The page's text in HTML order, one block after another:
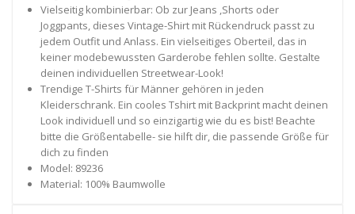
Vielseitig kombinierbar: Ob zur Jeans ,Shorts oder
Joggpants, dieses Vintage-Shirt mit Rückendruck passt zu
jedem Outfit und Anlass. Ein vielseitiges Oberteil, das in
keiner modebewussten Garderobe fehlen sollte. Gestalte
deinen individuellen Streetwear-Look!
Trendige T-Shirts für Männer gehören in jeden
Kleiderschrank. Ein cooles Tshirt mit Backprint macht deinen
Look individuell und so einzigartig wie du es bist! Beachte
bitte die Größentabelle- sie hilft dir, die passende Größe für
dich zu finden
Model: 89236
Material: 100% Baumwolle